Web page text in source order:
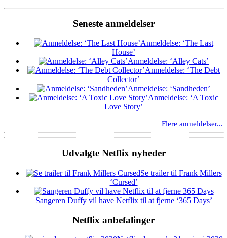
Seneste anmeldelser
Anmeldelse: ‘The Last
House’
Anmeldelse: ‘Alley Cats’
Anmeldelse: ‘The Debt
Collector’
Anmeldelse: ‘Sandheden’
Anmeldelse: ‘A Toxic
Love Story’
Flere anmeldelser...
Udvalgte Netflix nyheder
Se trailer til Frank Millers
‘Cursed’
Sangeren Duffy vil have Netflix til at fjerne ‘365 Days’
Netflix anbefalinger